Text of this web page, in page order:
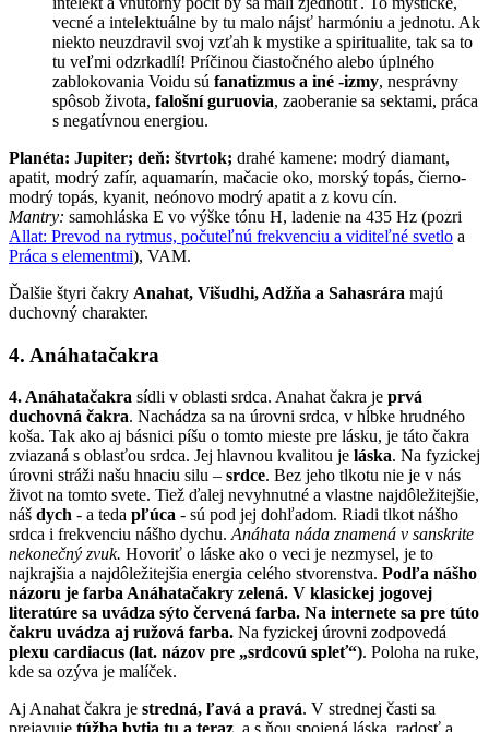
vecné a intelektuálne by tu malo nájsť harmóniu a jednotu. Ak
niekto neuzdravil svoj vzťah k mystike a spiritualite, tak sa to
tu veľmi odzrkadlí! Príčinou čiastočného alebo úplného
zablokovania Voidu sú fanatizmus a iné -izmy, nesprávny
spôsob života, falošní guruovia, zaoberanie sa sektami, práca
s negatívnou energiou.
Planéta: Jupiter; deň: štvrtok; drahé kamene: modrý diamant,
apatit, modrý zafír, aquamarín, mačacie oko, morský topás, čierno-
modrý topás, kyanit, neónovo modrý apatit a z kovu cín.
Mantry: samohláska E vo výške tónu H, ladenie na 435 Hz (pozri
Allat: Prevod na rytmus, počuteľnú frekvenciu a viditeľné svetlo a
Práca s elementmi), VAM.
Ďalšie štyri čakry Anahat, Višudhi, Adžňa a Sahasrára majú
duchovný charakter.
4. Anáhatačakra
4. Anáhatačakra sídli v oblasti srdca. Anahat čakra je prvá
duchovná čakra. Nachádza sa na úrovni srdca, v hĺbke hrudného
koša. Tak ako aj básnici píšu o tomto mieste pre lásku, je táto čakra
zviazaná s oblasťou srdca. Jej hlavnou kvalitou je láska. Na fyzickej
úrovni stráži našu hnaciu silu – srdce. Bez jeho tlkotu nie je v nás
život na tomto svete. Tiež ďalej nevyhnutné a vlastne najdôležitejšie,
náš dych - a teda pľúca - sú pod jej dohľadom. Riadi tlkot nášho
srdca i frekvenciu nášho dychu. Anáhata náda znamená v sanskrite
nekonečný zvuk. Hovoriť o láske ako o veci je nezmysel, je to
najkrajšia a najdôležitejšia energia celého stvorenstva. Podľa nášho
názoru je farba Anáhatačakry zelená. V klasickej jogovej
literatúre sa uvádza sýto červená farba. Na internete sa pre túto
čakru uvádza aj ružová farba. Na fyzickej úrovni zodpovedá
plexu cardiacus (lat. názov pre „srdcovú spleť“). Poloha na ruke,
kde sa ozýva je malíček.
Aj Anahat čakra je stredná, ľavá a pravá. V strednej časti sa